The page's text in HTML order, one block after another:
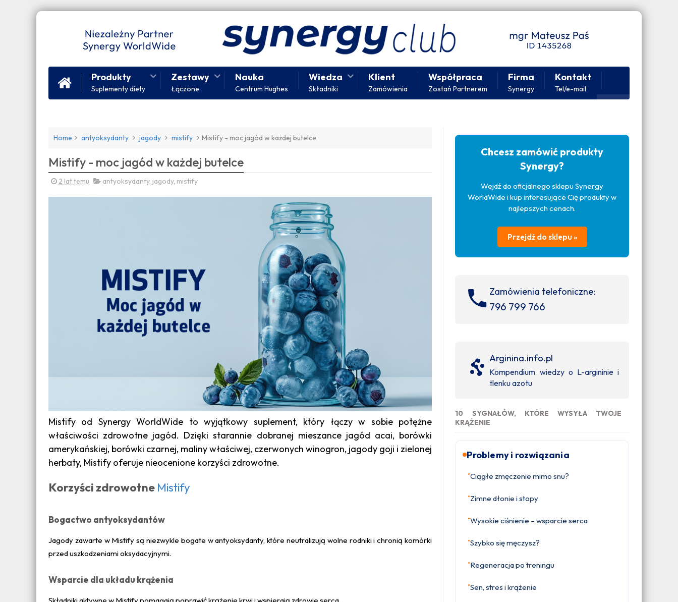
Produkty
Suplementy diety
Zestawy
Łączone
Nauka
Centrum Hughes
Wiedza
Składniki
Klient
Zamówienia
Współpraca
Zostań Partnerem
Firma
Synergy
Kontakt
Tel/e-mail
Home antyoksydanty jagody mistify Mistify - moc jagód w każdej butelce
Mistify - moc jagód w każdej butelce
2 lat temu antyoksydanty, jagody, mistify
Mistify od Synergy WorldWide to wyjątkowy suplement, który łączy w sobie potężne
właściwości zdrowotne jagód. Dzięki starannie dobranej mieszance jagód acai, borówki
amerykańskiej, borówki czarnej, maliny właściwej, czerwonych winogron, jagody goji i zielonej
herbaty, Mistify oferuje nieocenione korzyści zdrowotne.
Korzyści zdrowotne Mistify
Bogactwo antyoksydantów
Jagody zawarte w Mistify są niezwykle bogate w antyoksydanty, które neutralizują wolne rodniki i chronią komórki
przed uszkodzeniami oksydacyjnymi.
Wsparcie dla układu krążenia
Chcesz zamówić produkty
Synergy?
Wejdź do oficjalnego sklepu Synergy
WorldWide i kup interesujące Cię produkty w
najlepszych cenach.
Przejdź do sklepu »
Zamówienia telefoniczne:
796 799 766
Arginina.info.pl
Kompendium wiedzy o L-argininie i
tlenku azotu
10 SYGNAŁÓW, KTÓRE WYSYŁA TWOJE
KRĄŻENIE
Problemy i rozwiązania
•Ciągłe zmęczenie mimo snu?
•Zimne dłonie i stopy
•Wysokie ciśnienie – wsparcie serca
•Szybko się męczysz?
•Regeneracja po treningu
•Sen, stres i krążenie